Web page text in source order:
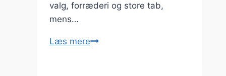
valg, forræderi og store tab,
mens…
Læs mereHarry